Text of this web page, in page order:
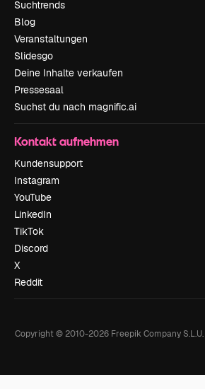
Suchtrends
Blog
Veranstaltungen
Slidesgo
Deine Inhalte verkaufen
Pressesaal
Suchst du nach magnific.ai
Kontakt aufnehmen
Kundensupport
Instagram
YouTube
LinkedIn
TikTok
Discord
X
Reddit
Copyright © 2010-2026Freepik Company S.L.U.